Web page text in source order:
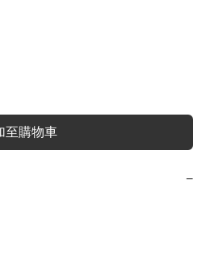
至購物車
−